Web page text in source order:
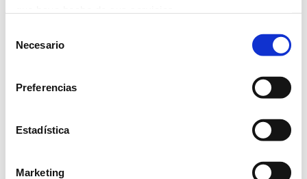
Más información
Necesario
Preferencias
Estadística
Marketing
Calle 21 # 950 Oficina 202,
+51942970258